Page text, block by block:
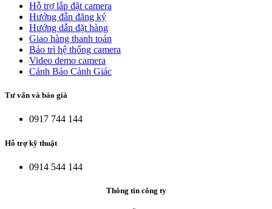
Hỗ trợ lắp đặt camera
Hướng đẫn đăng ký
Hướng dẫn đặt hàng
Giao hàng thanh toán
Bảo trì hệ thống camera
Video demo camera
Cảnh Báo Cảnh Giác
Tư vấn và báo giá
0917 744 144
Hỗ trợ kỹ thuật
0914 544 144
Thông tin công ty